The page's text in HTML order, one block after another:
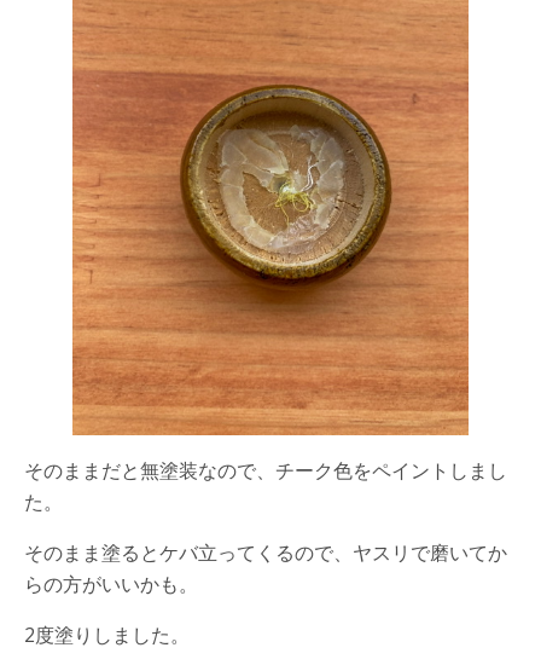
そのままだと無塗装なので、チーク色をペイントしまし
た。
そのまま塗るとケバ立ってくるので、ヤスリで磨いてか
らの方がいいかも。
2度塗りしました。